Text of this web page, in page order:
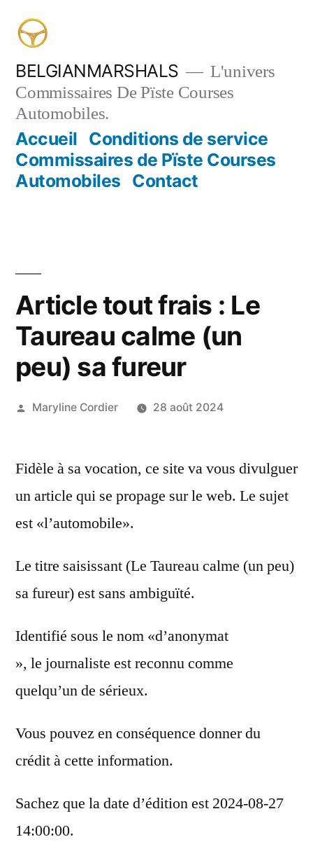
contenu
BELGIANMARSHALS
L'univers
Commissaires De Pïste Courses
Automobiles.
Accueil Conditions de service
Commissaires de Pïste Courses
Automobiles Contact
Article tout frais : Le
Taureau calme (un
peu) sa fureur
Publié
Maryline Cordier 28 août 2024
Fidèle à sa vocation, ce site va vous divulguer
un article qui se propage sur le web. Le sujet
est «l’automobile».
Le titre saisissant (Le Taureau calme (un peu)
sa fureur) est sans ambiguïté.
Identifié sous le nom «d’anonymat
», le journaliste est reconnu comme
quelqu’un de sérieux.
Vous pouvez en conséquence donner du
crédit à cette information.
Sachez que la date d’édition est 2024-08-27
14:00:00.